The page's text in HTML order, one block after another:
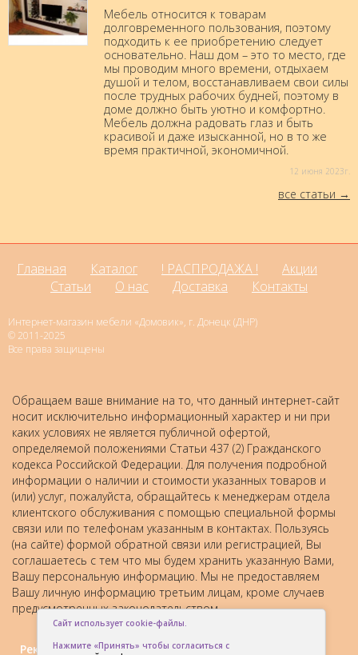
Мебель относится к товарам
долговременного пользования, поэтому
подходить к ее приобретению следует
основательно. Наш дом – это то место, где
мы проводим много времени, отдыхаем
душой и телом, восстанавливаем свои силы
после трудных рабочих будней, поэтому в
доме должно быть уютно и комфортно.
Мебель должна радовать глаз и быть
красивой и даже изысканной, но в то же
время практичной, экономичной.
12 июня 2023г.
все статьи
Главная Каталог ! РАСПРОДАЖА !
Акции
Статьи
О нас Доставка Контакты
Интернет-магазин мебели «Домовик», г. Донецк (ДНР)
© 2011-2025
Все права защищены
Обращаем ваше внимание на то, что данный интернет-сайт
носит исключительно информационный характер и ни при
каких условиях не является публичной офертой,
определяемой положениями Статьи 437 (2) Гражданского
кодекса Российской Федерации. Для получения подробной
информации о наличии и стоимости указанных товаров и
(или) услуг, пожалуйста, обращайтесь к менеджерам отдела
клиентского обслуживания с помощью специальной формы
связи или по телефонам указанным в контактах. Пользуясь
(на сайте) формой обратной связи или регистрацией, Вы
соглашаетесь с тем что мы будем хранить указанную Вами,
Вашу персональную информацию. Мы не предоставляем
Вашу личную информацию третьим лицам, кроме случаев
предусмотренных законодательством.
Рекомендовать друзьям:
Сайт использует cookie-файлы.
Нажмите «Принять» чтобы согласиться с